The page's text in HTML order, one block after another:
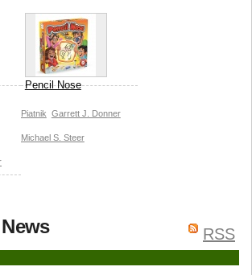
Pencil Nose
Piatnik Garrett J. Donner
Michael S. Steer
RSS